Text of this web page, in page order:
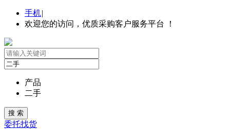
手机|
欢迎您的访问，优质采购客户服务平台 ！
产品
二手
委托找货